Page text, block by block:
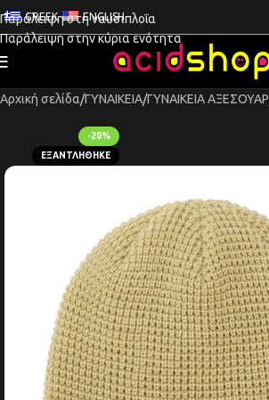
Παράλειψη στη ναυσιπλοΐα
Παράλειψη στην κύρια ενότητα
GREEK ENGLISH
Αρχική σελίδα ΓΥΝΑΙΚΕΙΑ ΓΥΝΑΙΚΕΙΑ ΑΞΕΣΟΥΑΡ
-20%
ΕΞΑΝΤΛΉΘΗΚΕ